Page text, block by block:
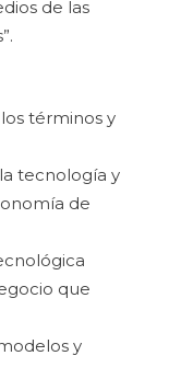
de las
términos y
tecnología y
de
que
y